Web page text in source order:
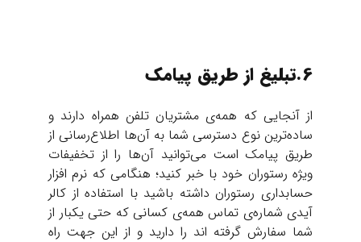
6.تبلیغ از طریق پیامک
از آنجایی که همه‌ي مشتریان تلفن همراه دارند و
ساده‌ترین نوع دسترسی شما به آن‌ها اطلاع‌رسانی از
طریق پیامک است می‌توانید آن‌ها را از تخفیفات
ویژه رستوران خود با خبر کنید؛ هنگامی که نرم افزار
حسابداری رستوران داشته باشید با استفاده از کالر
آیدی شماره‌ي تماس همه‌ي کسانی که حتی یکبار از
شما سفارش گرفته اند را دارید و از این جهت راه